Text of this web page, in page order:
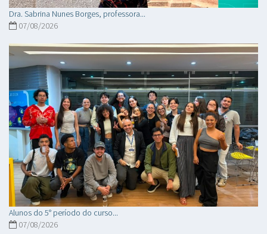
Dra. Sabrina Nunes Borges, professora...
07/08/2026
Alunos do 5° período do curso...
07/08/2026